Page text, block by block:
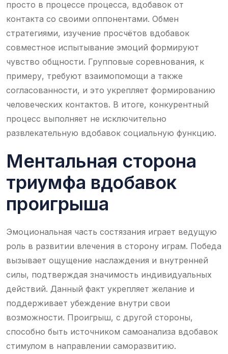
просто в процессе процесса, вдобавок от
контакта со своими оппонентами. Обмен
стратегиями, изучение просчётов вдобавок
совместное испытывание эмоций формируют
чувство общности. Групповые соревнования, к
примеру, требуют взаимопомощи а также
согласованности, и это укрепляет формированию
человеческих контактов. В итоге, конкурентный
процесс выполняет не исключительно
развлекательную вдобавок социальную функцию.
Ментальная сторона
триумфа вдобавок
проигрыша
Эмоциональная часть состязания играет ведущую
роль в развитии влечения в сторону играм. Победа
вызывает ощущение наслаждения и внутренней
силы, подтверждая значимость индивидуальных
действий. Данный факт укрепляет желание и
поддерживает убеждение внутри свои
возможности. Проигрыш, с другой стороны,
способно быть источником самоанализа вдобавок
стимулом в направлении саморазвитию.